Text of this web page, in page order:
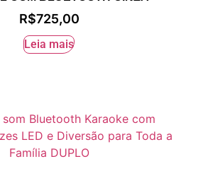
R$725,00
Leia mais